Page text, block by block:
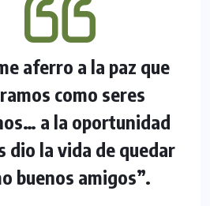
aferro a la paz que
como seres
a la oportunidad
dio la vida de quedar
buenos amigos”.